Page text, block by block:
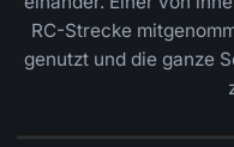
RC-Strecke
genutzt und die ganze